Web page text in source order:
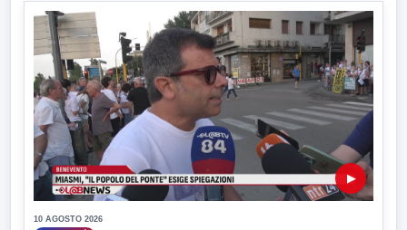
▶
10 AGOSTO 2026